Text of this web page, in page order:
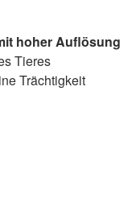
hoher Auflösung
Tieres
Trächtigkeit